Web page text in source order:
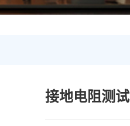
接地电阻测试